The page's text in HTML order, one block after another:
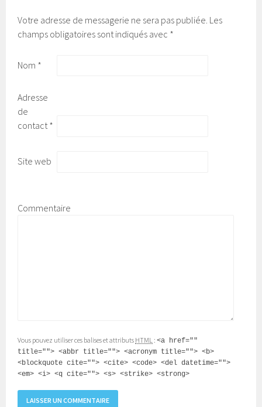
Votre adresse de messagerie ne sera pas publiée. Les
champs obligatoires sont indiqués avec *
Nom *
Adresse
de
contact*
Site web
Commentaire
Vous pouvez utiliser ces balises et attributs HTML :<a href=""
title=""> <abbr title=""> <acronym title=""> <b>
<blockquote cite=""> <cite> <code> <del datetime="">
<em> <i> <q cite=""> <s> <strike> <strong>